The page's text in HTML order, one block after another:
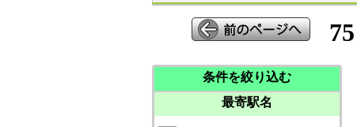
75
条件を絞り込む
最寄駅名